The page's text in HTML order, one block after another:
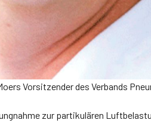
Vorsitzender des Verbands
zur partikulären